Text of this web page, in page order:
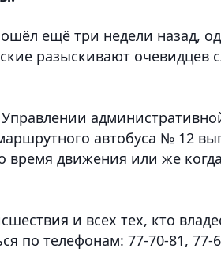
ещё три недели назад,
разыскивают очевидцев
автобуса № 12
время движения или же
и всех тех, кто
по телефонам: 77-70-81,